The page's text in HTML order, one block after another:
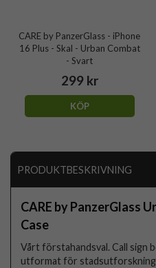
CARE by PanzerGlass - iPhone
16 Plus - Skal - Urban Combat
- Svart
299 kr
KÖP
PRODUKTBESKRIVNING
CARE by PanzerGlass
Case
Vårt förstahandsval. Call sign
utformat för stadsutforskning